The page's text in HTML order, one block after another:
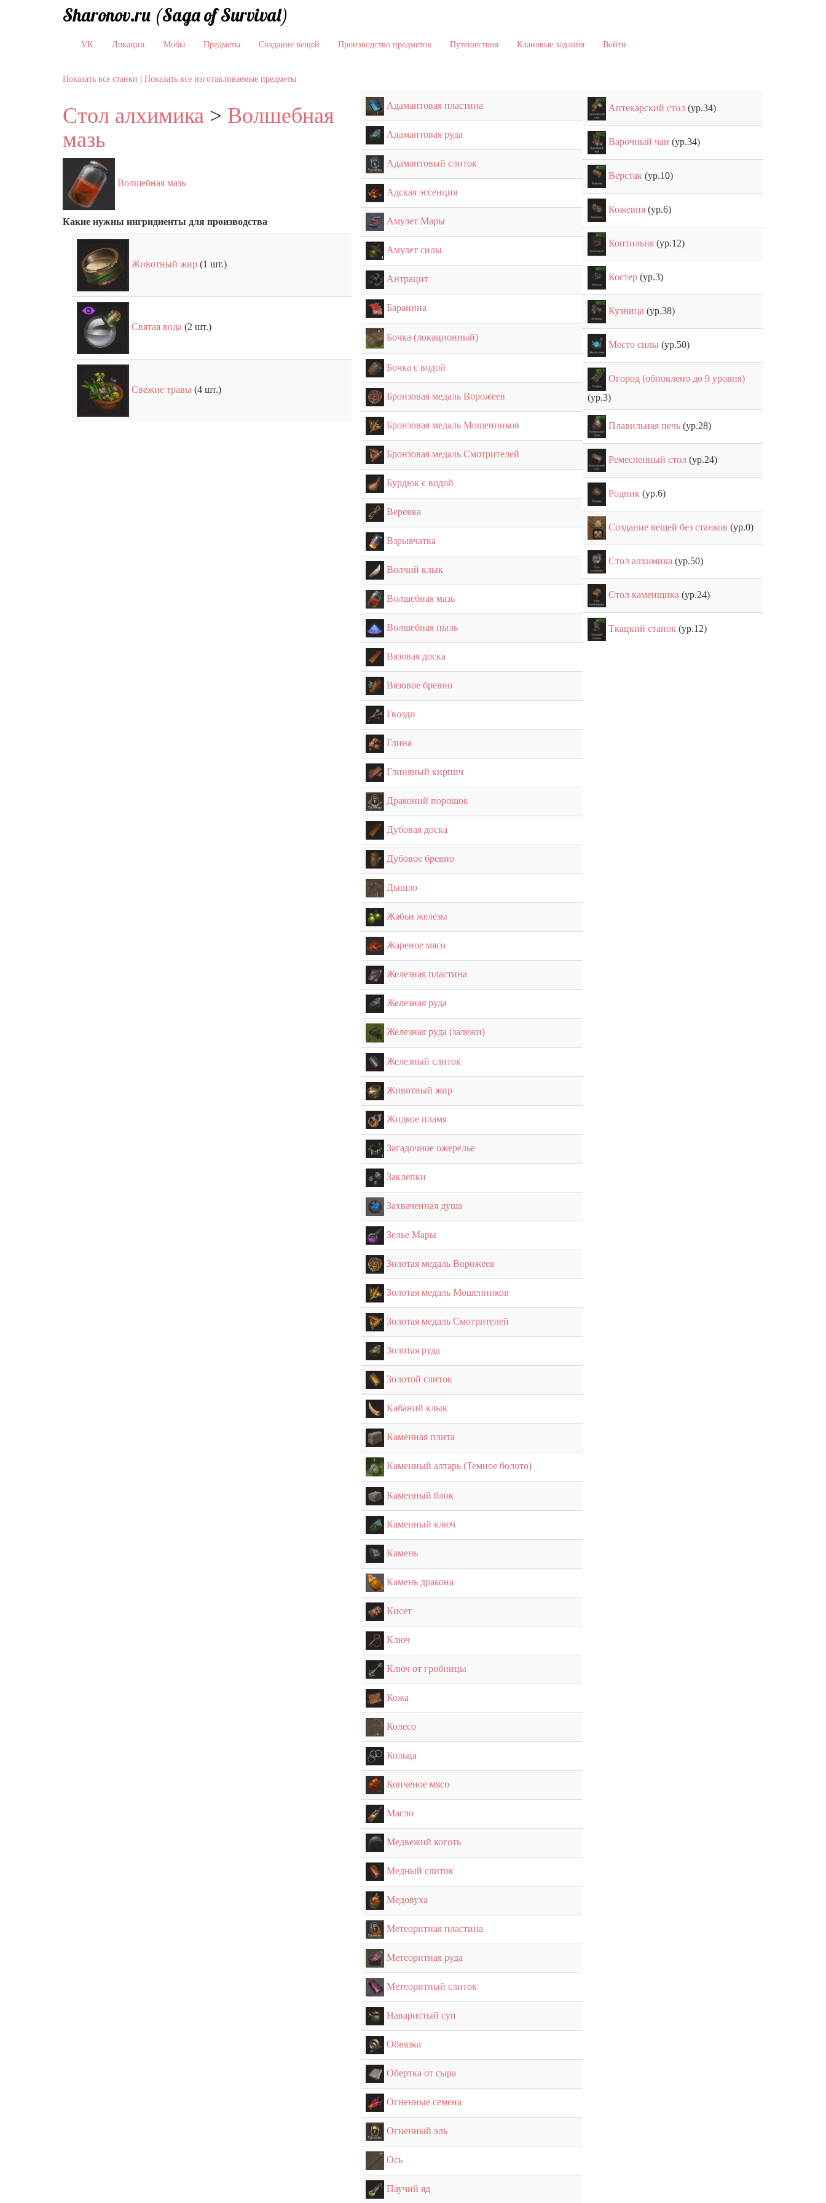
Sharonov.ru (Saga of Survival)
VK Локации Мобы Предметы Создание вещей Производство предметов Путешествия Клановые задания Войти
Показать все станки Показать все изготавливаемые предметы
Стол алхимика > Волшебная
мазь
Волшебная мазь
Какие нужны ингридиенты для производства
Животный жир (1 шт.)
Святая вода (2 шт.)
Свежие травы (4 шт.)
Адамантовая пластина
Адамантовая руда
Адамантовый слиток
Адская эссенция
Амулет Мары
Амулет силы
Антрацит
Баранина
Бочка (локационный)
Бочка с водой
Бронзовая медаль Ворожеев
Бронзовая медаль Мошенников
Бронзовая медаль Смотрителей
Бурдюк с водой
Веревка
Взрывчатка
Волчий клык
Волшебная мазь
Волшебная пыль
Вязовая доска
Вязовое бревно
Гвозди
Глина
Глиняный кирпич
Драконий порошок
Дубовая доска
Дубовое бревно
Дышло
Жабьи железы
Жареное мясо
Железная пластина
Железная руда
Железная руда (залежи)
Железный слиток
Животный жир
Жидкое пламя
Загадочное ожерелье
Заклепки
Захваченная душа
Зелье Мары
Золотая медаль Ворожеев
Золотая медаль Мошенников
Золотая медаль Смотрителей
Золотая руда
Золотой слиток
Кабаний клык
Каменная плита
Каменный алтарь (Темное болото)
Каменный блок
Каменный ключ
Камень
Камень дракона
Кисет
Ключ
Ключ от гробницы
Кожа
Колесо
Кольца
Копченое мясо
Масло
Медвежий коготь
Медный слиток
Медовуха
Метеоритная пластина
Метеоритная руда
Метеоритный слиток
Наваристый суп
Обвязка
Обертка от сыра
Огненные семена
Огненный эль
Ось
Паучий яд
Аптекарский стол (ур.34)
Варочный чан (ур.34)
Верстак (ур.10)
Кожевня (ур.6)
Коптильня (ур.12)
Костер (ур.3)
Кузница (ур.38)
Место силы (ур.50)
Огород (обновлено до 9 уровня)
(ур.3)
Плавильная печь (ур.28)
Ремесленный стол (ур.24)
Родник (ур.6)
Создание вещей без станков (ур.0)
Стол алхимика (ур.50)
Стол каменщика (ур.24)
Ткацкий станок (ур.12)